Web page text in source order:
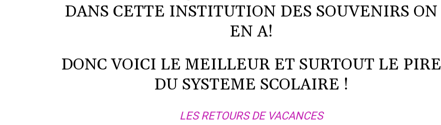
DANS CETTE INSTITUTION DES SOUVENIRS ON
EN A!
DONC VOICI LE MEILLEUR ET SURTOUT LE PIRE
DU SYSTEME SCOLAIRE !
LES RETOURS DE VACANCES